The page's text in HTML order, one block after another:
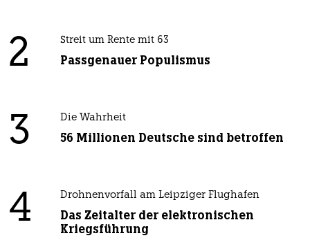
2 Streit um Rente mit 63
Passgenauer Populismus
3 Die Wahrheit
56 Millionen Deutsche sind betroffen
4 Drohnenvorfall am Leipziger Flughafen
Das Zeitalter der elektronischen
Kriegsführung